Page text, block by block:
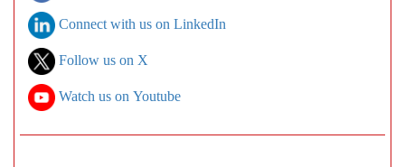
Connect with us on LinkedIn
Follow us on X
Watch us on Youtube